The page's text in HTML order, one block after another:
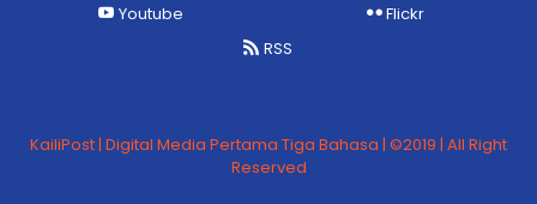
Youtube
Flickr
RSS
KailiPost | Digital Media Pertama Tiga Bahasa | ©2019 | All Right
Reserved